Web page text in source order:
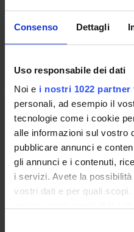
Consenso Dettagli
Uso responsabile dei dati
Noi e i nostri 1022 partner
personali, ad esempio il
tecnologie come i cookie
alle informazioni sul vostro
pubblicare annunci e
gli annunci e i contenuti,
i servizi. Avete la
vostri dati e per quali
Academic staff
Massimiliano Badino
Lab. Philosophy
[Gruppo 1]
Credits
1
Academic staff
Antonio Cosentino